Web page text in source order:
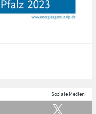
Soziale Medien